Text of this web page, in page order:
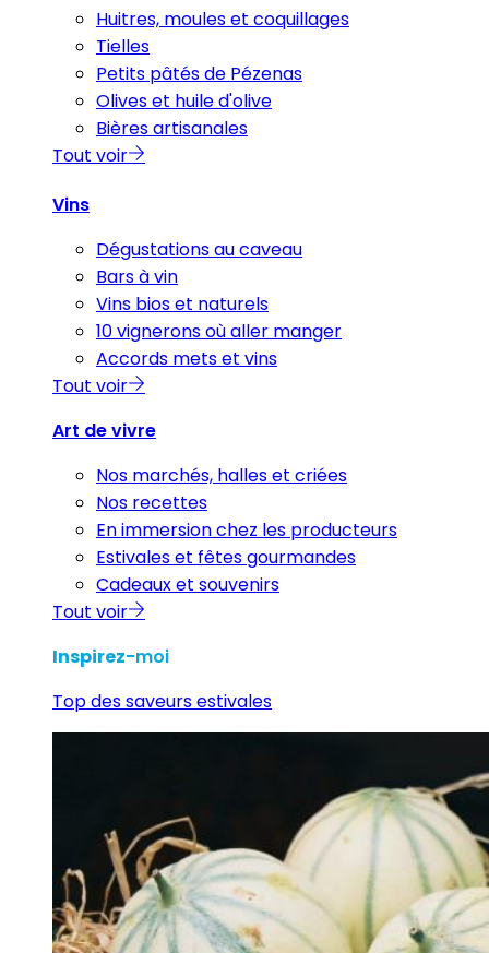
Huitres, moules et coquillages
Tielles
Petits pâtés de Pézenas
Olives et huile d'olive
Bières artisanales
Tout voir
Vins
Dégustations au caveau
Bars à vin
Vins bios et naturels
10 vignerons où aller manger
Accords mets et vins
Tout voir
Art de vivre
Nos marchés, halles et criées
Nos recettes
En immersion chez les producteurs
Estivales et fêtes gourmandes
Cadeaux et souvenirs
Tout voir
Inspirez-moi
Top des saveurs estivales